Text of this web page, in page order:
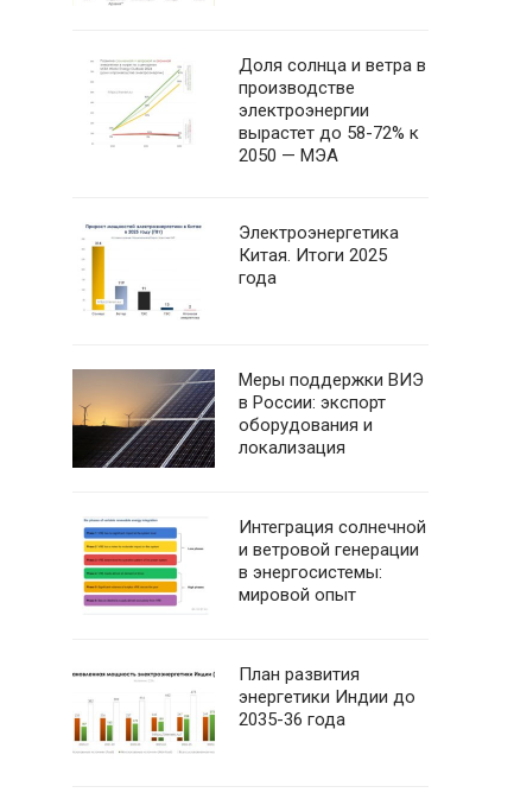
Доля солнца и ветра в
производстве
электроэнергии
вырастет до 58-72% к
2050 — МЭА
Электроэнергетика
Китая. Итоги 2025
года
Меры поддержки ВИЭ
в России: экспорт
оборудования и
локализация
Интеграция солнечной
и ветровой генерации
в энергосистемы:
мировой опыт
План развития
энергетики Индии до
2035-36 года